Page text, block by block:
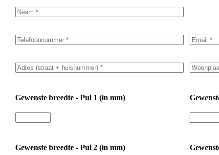
Gewenste breedte - Pui 1 (in mm)
Gewenste breedte - Pui 2 (in mm)